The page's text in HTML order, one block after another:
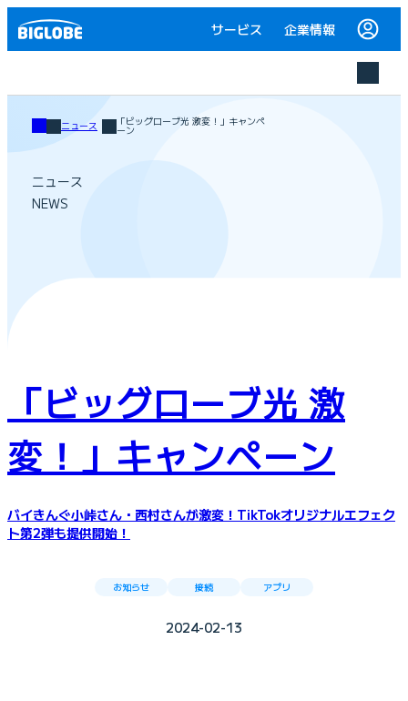
サービス 企業情報
ニュース 「ビッグローブ光 激変！」キャンペ
ーン
ニュース
NEWS
「ビッグローブ光 激
変！」キャンペーン
バイきんぐ小峠さん・西村さんが激変！TikTokオリジナルエフェク
ト第2弾も提供開始！
お知らせ 接続 アプリ
2024-02-13